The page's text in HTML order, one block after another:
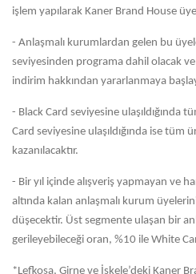
işlem yapılarak Kaner Brand House
- Anlaşmalı kurumlardan gelen bu
seviyesinden programa dahil olacak
indirim hakkından yararlanmaya
- Black Card seviyesine ulaşıldığında
Card seviyesine ulaşıldığında ise tüm
kazanılacaktır.
- Bir yıl içinde alışveriş yapmayan ve
altında kalan anlaşmalı kurum
düşecektir. Üst segmente ulaşan bir
gerileyebileceği oran, %10 ile White
*Lefkoşa, Girne ve İskele’deki Kaner